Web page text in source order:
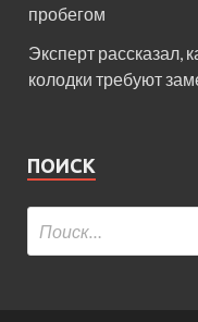
пробегом
Эксперт рассказал,
колодки требуют
ПОИСК